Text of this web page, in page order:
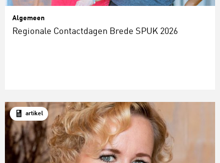
Algemeen
Regionale Contactdagen Brede SPUK 2026
artikel